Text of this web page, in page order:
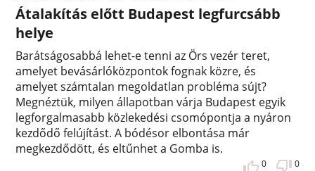
Átalakítás előtt Budapest legfurcsább
helye
Barátságosabbá lehet-e tenni az Örs vezér teret,
amelyet bevásárlóközpontok fognak közre, és
amelyet számtalan megoldatlan probléma sújt?
Megnéztük, milyen állapotban várja Budapest egyik
legforgalmasabb közlekedési csomópontja a nyáron
kezdődő felújítást. A bódésor elbontása már
megkezdődött, és eltűnhet a Gomba is.
0 0